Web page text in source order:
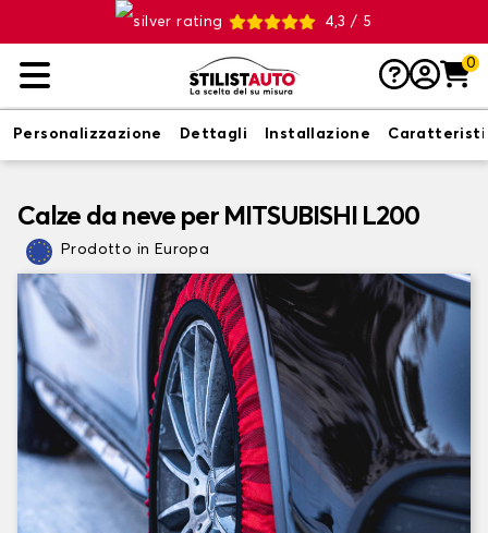
4,3 / 5
0
Personalizzazione Dettagli Installazione
Calze da neve per MITSUBISHI L200
Prodotto in Europa